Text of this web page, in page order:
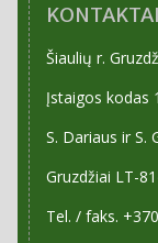
KONTAKTAI
Šiaulių r.
Įstaigos kodas
S. Dariaus ir S.
Gruzdžiai LT-
Tel. / faks.